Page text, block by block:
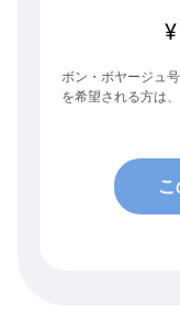
¥
ボン・ボヤージュ
を希望される方は